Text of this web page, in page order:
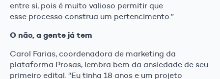
entre si, pois é muito valioso permitir que
esse processo construa um pertencimento.”
O não, a gente já tem
Carol Farias, coordenadora de marketing da
plataforma Prosas, lembra bem da ansiedade de seu
primeiro edital. “Eu tinha 18 anos e um projeto